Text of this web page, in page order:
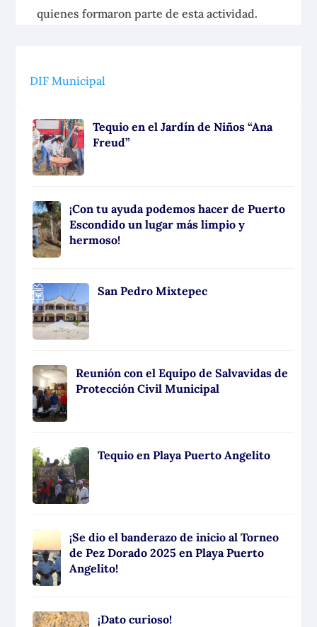
quienes formaron parte de esta actividad.
DIF Municipal
Tequio en el Jardín de Niños “Ana
Freud”
¡Con tu ayuda podemos hacer de Puerto
Escondido un lugar más limpio y
hermoso!
San Pedro Mixtepec
Reunión con el Equipo de Salvavidas de
Protección Civil Municipal
Tequio en Playa Puerto Angelito
¡Se dio el banderazo de inicio al Torneo
de Pez Dorado 2025 en Playa Puerto
Angelito!
¡Dato curioso!